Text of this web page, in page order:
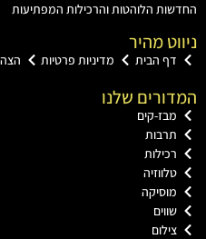
הלוהטות והרכילות המפתיעות
מהיר
הבית מדיניות פרטיות הצהרת
שלנו
קים